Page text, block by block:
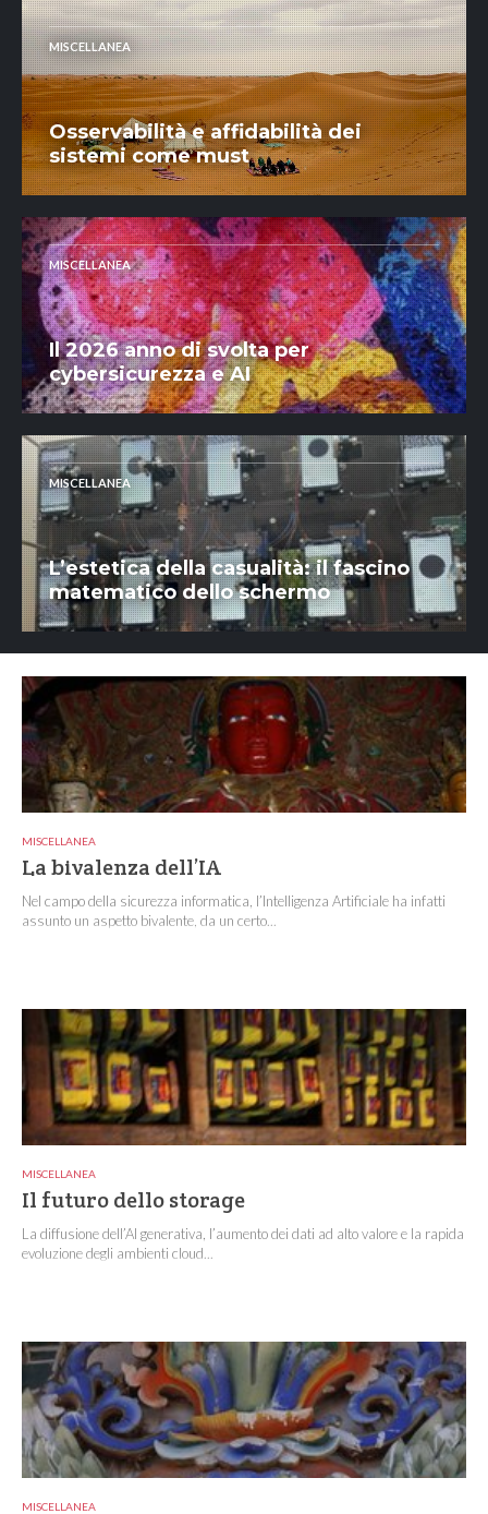
MISCELLANEA
Osservabilità e affidabilità dei
sistemi come must
MISCELLANEA
Il 2026 anno di svolta per
cybersicurezza e AI
MISCELLANEA
L’estetica della casualità: il fascino
matematico dello schermo
MISCELLANEA
La bivalenza dell’IA
Nel campo della sicurezza informatica, l’Intelligenza Artificiale ha infatti
assunto un aspetto bivalente, da un certo...
MISCELLANEA
Il futuro dello storage
La diffusione dell’AI generativa, l’aumento dei dati ad alto valore e la rapida
evoluzione degli ambienti cloud...
MISCELLANEA